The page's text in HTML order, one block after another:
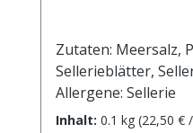
Zutaten: Meersalz,
Sellerieblätter,
Allergene: Sellerie
Inhalt: 0.1 kg (22,50 €